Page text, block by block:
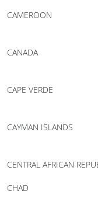
CAPE
CAYMAN
CENTRAL
CHAD